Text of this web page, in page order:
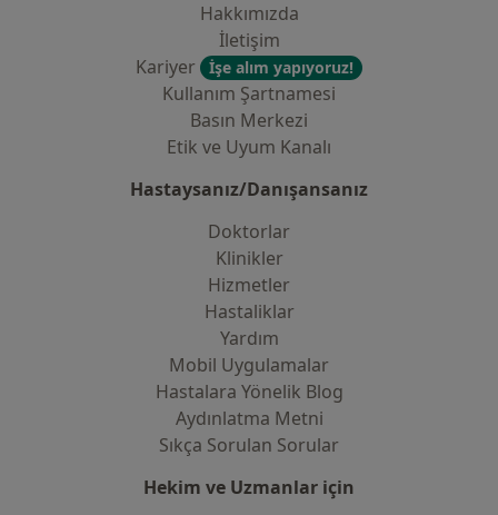
Hakkımızda
İletişim
Kariyer
İşe alım yapıyoruz!
Kullanım Şartnamesi
Basın Merkezi
Etik ve Uyum Kanalı
Hastaysanız/Danışansanız
Doktorlar
Klinikler
Hizmetler
Hastaliklar
Yardım
Mobil Uygulamalar
Hastalara Yönelik Blog
Aydınlatma Metni
Sıkça Sorulan Sorular
Hekim ve Uzmanlar için